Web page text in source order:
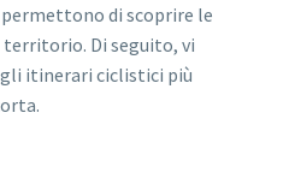
di scoprire le
Di seguito, vi
itinerari ciclistici più